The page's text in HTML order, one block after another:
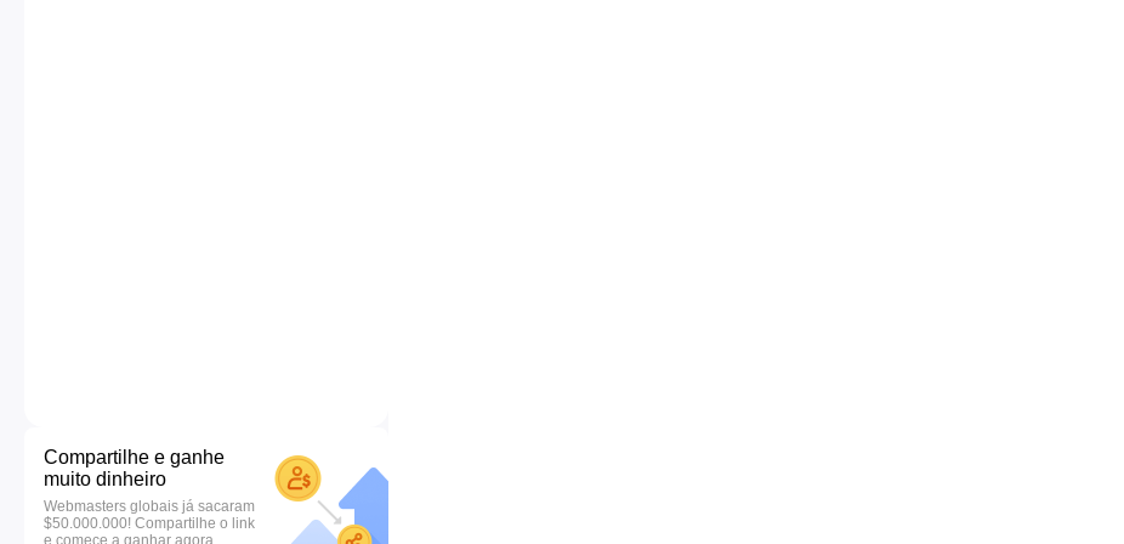
Compartilhe e ganhe
muito dinheiro
Webmasters globais já sacaram
$50.000.000! Compartilhe o link
e comece a ganhar agora.